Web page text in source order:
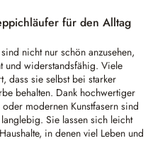
für den Alltag
nicht nur schön anzusehen,
und widerstandsfähig. Viele
dass sie selbst bei starker
behalten. Dank hochwertiger
modernen Kunstfasern sind
Sie lassen sich leicht
in denen viel Leben und